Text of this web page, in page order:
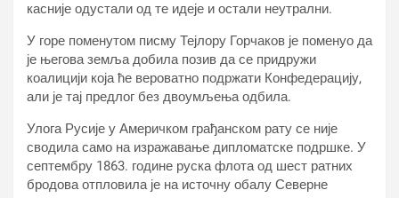
касније одустали од те идеје и остали неутрални.
У горе поменутом писму Тејлору Горчаков је поменуо да
је његова земља добила позив да се придружи
коалицији која ће вероватно подржати Конфедерацију,
али је тај предлог без двоумљења одбила.
Улога Русије у Америчком грађанском рату се није
сводила само на изражавање дипломатске подршке. У
септембру 1863. године руска флота од шест ратних
бродова отпловила је на источну обалу Северне